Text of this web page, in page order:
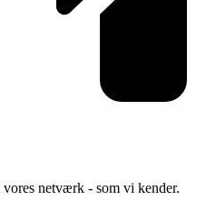
netværk - som vi kender.